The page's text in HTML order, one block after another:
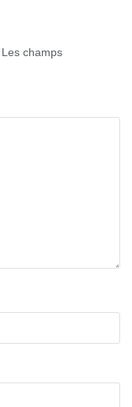
Les champs